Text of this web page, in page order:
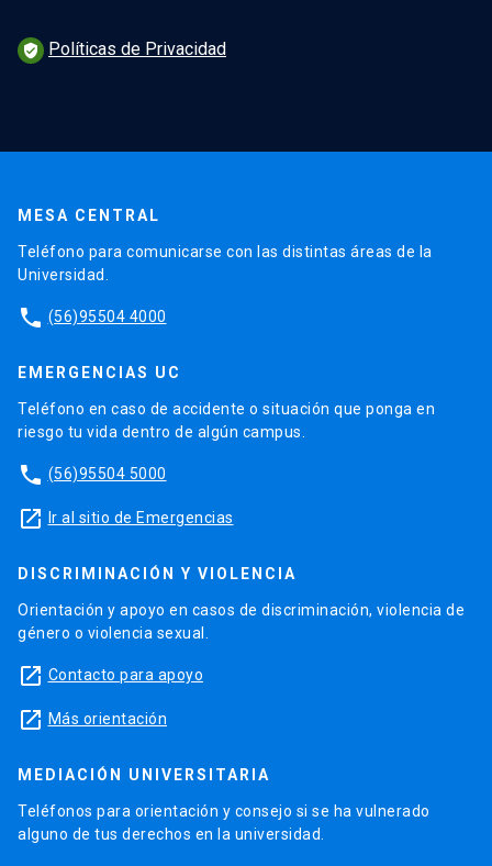
verified_user Políticas de Privacidad
MESA CENTRAL
Teléfono para comunicarse con las distintas áreas de la
Universidad.
phone (56)95504 4000
EMERGENCIAS UC
Teléfono en caso de accidente o situación que ponga en
riesgo tu vida dentro de algún campus.
phone (56)95504 5000
launch Ir al sitio de Emergencias
DISCRIMINACIÓN Y VIOLENCIA
Orientación y apoyo en casos de discriminación, violencia de
género o violencia sexual.
launch Contacto para apoyo
launch Más orientación
MEDIACIÓN UNIVERSITARIA
Teléfonos para orientación y consejo si se ha vulnerado
alguno de tus derechos en la universidad.